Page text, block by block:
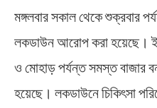
মঙ্গলবার সকাল থেকে শুক্রবার
লকডাউন আরোপ করা হয়েছে।
ও মোহাড় পর্যন্ত সমস্ত বাজার
হয়েছে। লকডাউনে চিকিৎসা